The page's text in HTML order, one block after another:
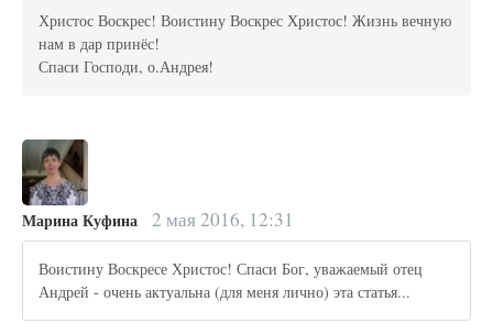
Христос Воскрес! Воистину Воскрес Христос! Жизнь вечную
нам в дар принёс!
Спаси Господи, о.Андрея!
Марина Куфина 2 мая 2016, 12:31
Воистину Воскресе Христос! Спаси Бог, уважаемый отец
Андрей - очень актуальна (для меня лично) эта статья...